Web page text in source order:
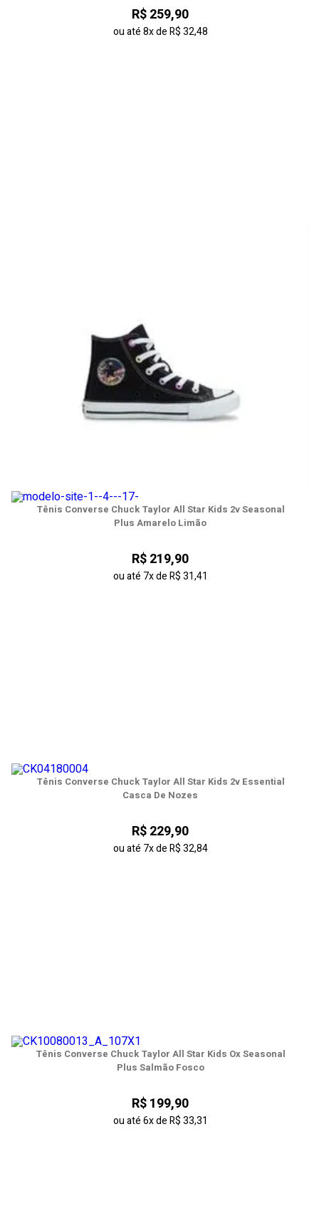
R$ 259,90
ou até8xdeR$ 32,48
Tênis Converse Chuck Taylor All Star Kids Hi Beads Preto
R$ 249,90
Tênis Converse Chuck Taylor All Star Kids 2v Seasonal
Plus Amarelo Limão
R$ 219,90
ou até 7xdeR$ 31,41
Tênis Converse Chuck Taylor All Star Kids 2v Essential
Casca De Nozes
R$ 229,90
ou até 7xdeR$ 32,84
Tênis Converse Chuck Taylor All Star Kids Ox Seasonal
Plus Salmão Fosco
R$ 199,90
ou até6xdeR$ 33,31